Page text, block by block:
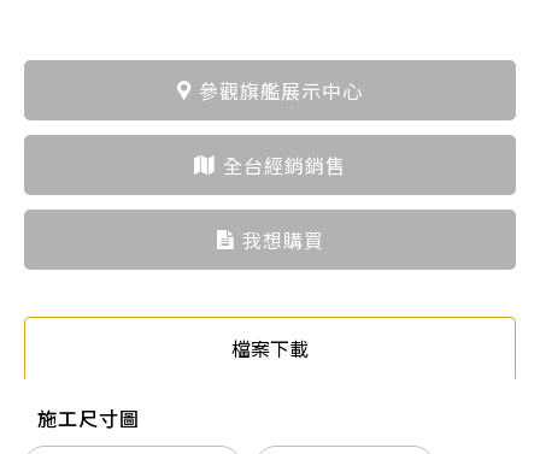
參觀旗艦展示中心
全台經銷銷售
我想購買
檔案下載
施工尺寸圖